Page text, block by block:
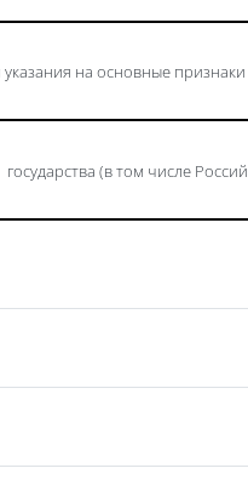
на основные признаки
(в том числе